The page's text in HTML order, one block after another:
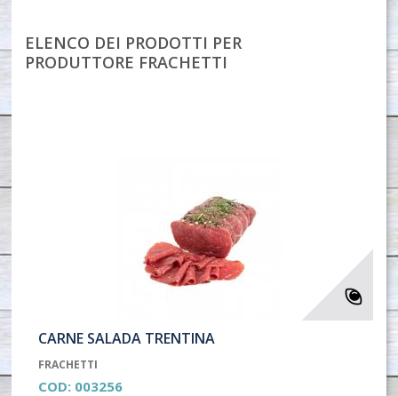
ELENCO DEI PRODOTTI PER
PRODUTTORE FRACHETTI
CARNE SALADA TRENTINA
FRACHETTI
COD: 003256